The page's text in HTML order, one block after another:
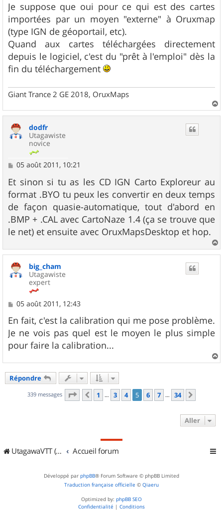
Je suppose que oui pour ce qui est des cartes
importées par un moyen "externe" à Oruxmap
(type IGN de géoportail, etc).
Quand aux cartes téléchargées directement
depuis le logiciel, c'est du "prêt à l'emploi" dès la
fin du téléchargement
Giant Trance 2 GE 2018, OruxMaps
a
dodfr
Utagawiste
novice
M
s
s
a
g
e
05 août 2011, 10:21
Et sinon si tu as les CD IGN Carto Exploreur au
format .BYO tu peux les convertir en deux temps
de façon quasie-automatique, tout d'abord en
.BMP + .CAL avec CartoNaze 1.4 (ça se trouve que
le net) et ensuite avec OruxMapsDesktop et hop.
a
u
big_cham
Utagawiste
expert
M
s
s
a
g
e
05 août 2011, 12:43
En fait, c'est la calibration qui me pose problème.
Je ne vois pas quel est le moyen le plus simple
pour faire la calibration...
a
Répondre
339 messages Page 5sur 34
Précédent
1 … 3 4 5 6 7 … 34
Aller
UtagawaVTT (Randos VTT et VTTAE avec traces GPS) Accueil forum
Développé par phpBB® Forum Software © phpBB Limited
Traduction française officielle © Qiaeru
Optimized by: phpBB SEO
Confidentialité | Conditions